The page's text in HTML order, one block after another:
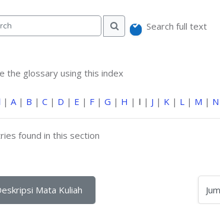
Search
Search full text
the glossary using this index
| A| B | C | D | E | F | G | H | I | J | K | L | M | N
found in this section
Mata Kuliah Jump to...